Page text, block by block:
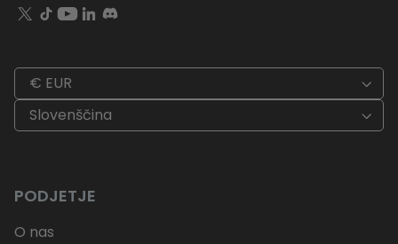
€ EUR
Slovenščina
PODJETJE
O nas